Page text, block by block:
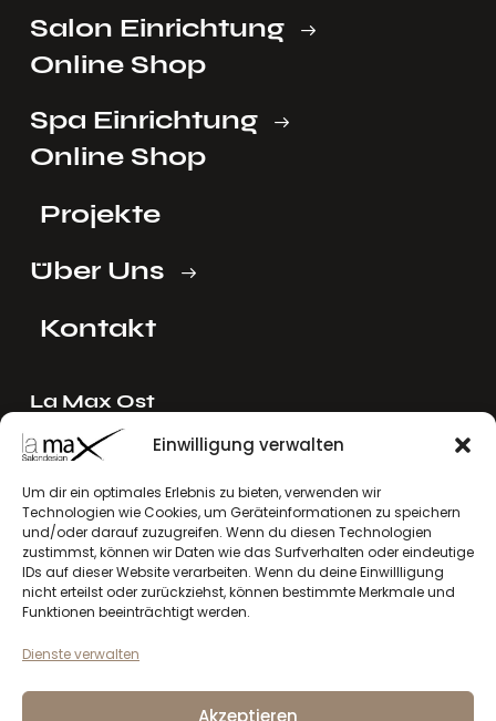
Einwilligung verwalten
Um dir ein optimales Erlebnis zu bieten, verwenden wir
Technologien wie Cookies, um Geräteinformationen zu speichern
und/oder darauf zuzugreifen. Wenn du diesen Technologien
zustimmst, können wir Daten wie das Surfverhalten oder eindeutige
IDs auf dieser Website verarbeiten. Wenn du deine Einwillligung
nicht erteilst oder zurückziehst, können bestimmte Merkmale und
Funktionen beeinträchtigt werden.
Dienste verwalten
Akzeptieren
Salon Einrichtung
Online Shop
Spa Einrichtung
Online Shop
Projekte
Über Uns
Kontakt
La Max Ost
Ing. Reinhard Mayer e.U.
Stadlgasse 4
2122 Riedenthal, Austria
E-Mail:mayer[at]lamax.at
+436643432630
La Max West
Andreas Larcher e.U.
6410 Telfs, Austria